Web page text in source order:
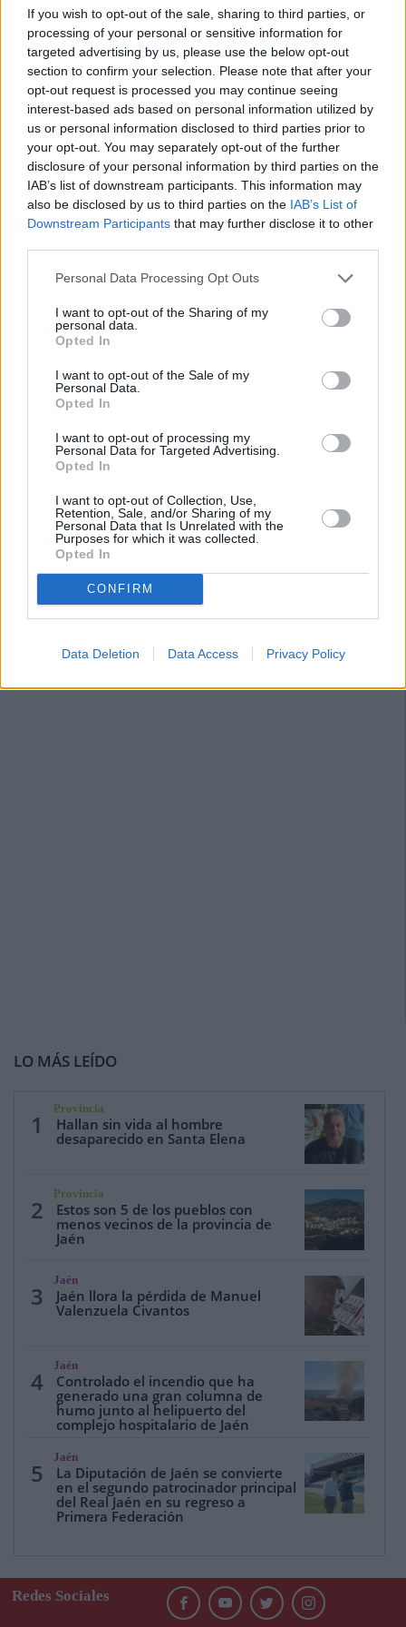
If you wish to opt-out of the sale, sharing to third parties, or
processing of your personal or sensitive information for
targeted advertising by us, please use the below opt-out
section to confirm your selection. Please note that after your
opt-out request is processed you may continue seeing
interest-based ads based on personal information utilized by
us or personal information disclosed to third parties prior to
your opt-out. You may separately opt-out of the further
disclosure of your personal information by third parties on the
IAB’s list of downstream participants. This information may
also be disclosed by us to third parties on the IAB’s List of
Downstream Participants that may further disclose it to other
Personal Data Processing Opt Outs
I want to opt-out of the Sharing of my
personal data.
Opted In
I want to opt-out of the Sale of my
Personal Data.
Opted In
I want to opt-out of processing my
Personal Data for Targeted Advertising.
Opted In
I want to opt-out of Collection, Use,
Retention, Sale, and/or Sharing of my
Personal Data that Is Unrelated with the
Purposes for which it was collected.
Opted In
CONFIRM
Data Deletion Data Access Privacy Policy
LO MÁS LEÍDO
1
Provincia
Hallan sin vida al hombre
desaparecido en Santa Elena
2
Provincia
Estos son 5 de los pueblos con
menos vecinos de la provincia de
Jaén
3
Jaén
Jaén llora la pérdida de Manuel
Valenzuela Civantos
4
Jaén
Controlado el incendio que ha
generado una gran columna de
humo junto al helipuerto del
complejo hospitalario de Jaén
5
Jaén
La Diputación de Jaén se convierte
en el segundo patrocinador principal
del Real Jaén en su regreso a
Primera Federación
Redes Sociales